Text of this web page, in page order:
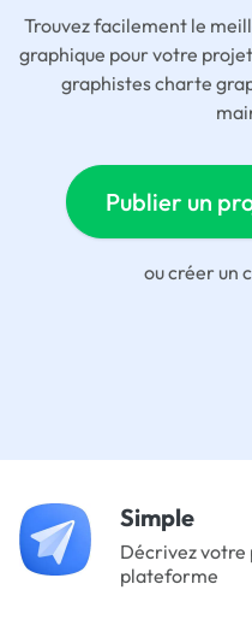
Trouvez facilement le
graphique pour votre
graphistes charte
Publier un
oucréer un
Simple
Décrivez votre
plateforme